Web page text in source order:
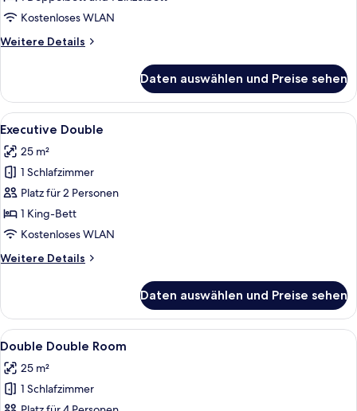
Single
anzeigen
Kostenloses WLAN
Weitere Details
Weitere
Double
&
Single
Daten auswählen und Preise sehen
Alle
Fotos
für
Executive
Double
anzeigen
Allergikerbettwaren, Zimmersafe,
5
Executive Double
25 m²
1 Schlafzimmer
Platz für 2 Personen
1 King-Bett
Kostenloses WLAN
Weitere Details
Weitere
Double
Daten auswählen und Preise sehen
Alle
Fotos
für
Double
Ein Hotelzimmer mit zwei Betten,
6
Double Double Room
25 m²
1 Schlafzimmer